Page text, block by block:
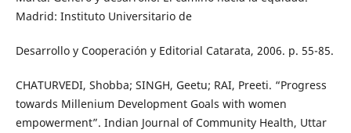
Madrid: Instituto Universitario de
Desarrollo y Cooperación y Editorial Catarata, 2006. p. 55-85.
CHATURVEDI, Shobba; SINGH, Geetu; RAI, Preeti. “Progress
towards Millenium Development Goals with women
empowerment”. Indian Journal of Community Health, Uttar